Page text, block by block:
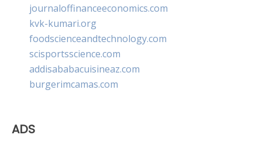
journaloffinanceeconomics.com
kvk-kumari.org
foodscienceandtechnology.com
scisportsscience.com
addisababacuisineaz.com
burgerimcamas.com
ADS